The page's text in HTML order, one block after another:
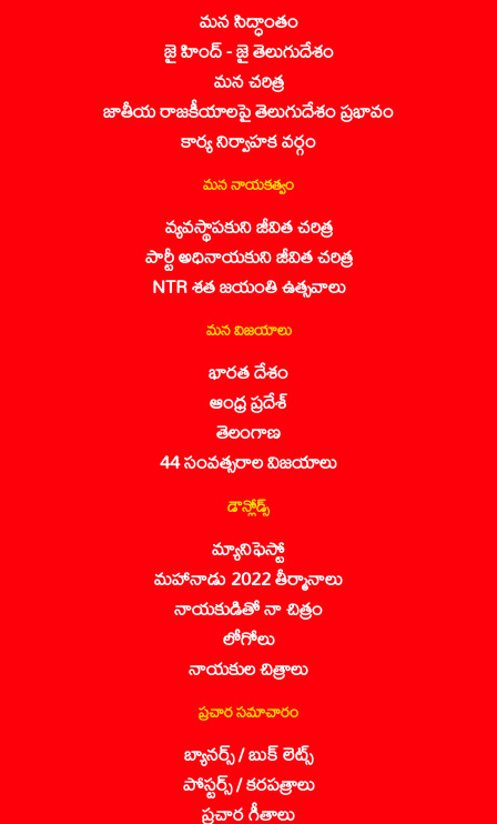
మన సిద్ధాంతం
జై హింద్ - జై తెలుగుదేశం
మన చరిత్ర
జాతీయ రాజకీయాలపై తెలుగుదేశం ప్రభావం
కార్య నిర్వాహక వర్గం
మన నాయకత్వం
వ్యవస్థాపకుని జీవిత చరిత్ర
పార్టీ అధినాయకుని జీవిత చరిత్ర
NTR శత జయంతి ఉత్సవాలు
మన విజయాలు
భారత దేశం
ఆంధ్ర ప్రదేశ్
తెలంగాణ
44 సంవత్సరాల విజయాలు
డౌన్లోడ్స్
మ్యానిఫెస్టో
మహానాడు 2022 తీర్మానాలు
నాయకుడితో నా చిత్రం
లోగోలు
నాయకుల చిత్రాలు
ప్రచార సమాచారం
బ్యానర్స్ / బుక్ లెట్స్
పోస్టర్స్ / కరపత్రాలు
ప్రచార గీతాలు